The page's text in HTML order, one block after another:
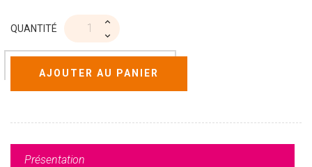
QUANTITÉ
AJOUTER AU PANIER
Présentation